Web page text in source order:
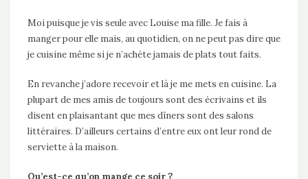
Moi puisque je vis seule avec Louise ma fille. Je fais à
manger pour elle mais, au quotidien, on ne peut pas dire que
je cuisine même si je n’achète jamais de plats tout faits.
En revanche j’adore recevoir et là je me mets en cuisine. La
plupart de mes amis de toujours sont des écrivains et ils
disent en plaisantant que mes dîners sont des salons
littéraires. D’ailleurs certains d’entre eux ont leur rond de
serviette à la maison.
Qu’est-ce qu’on mange ce soir ?